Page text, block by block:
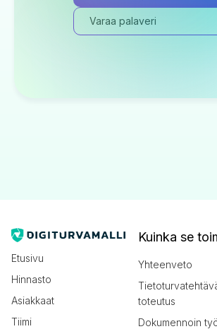
Varaa palaveri
Etusivu
Hinnasto
Asiakkaat
Tiimi
Kuinka se
Yhteenveto
toteutus
Dokumennoin